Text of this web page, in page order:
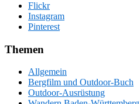
Flickr
Instagram
Pinterest
Themen
Allgemein
Bergfilm und Outdoor-Buch
Outdoor-Ausrüstung